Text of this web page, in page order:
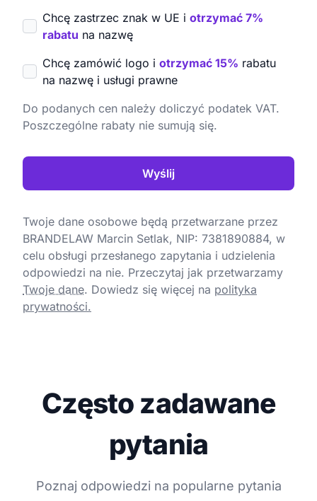
Chcę zastrzec znak w UE i otrzymać 7%
rabatu na nazwę
Chcę zamówić logo i otrzymać 15% rabatu
na nazwę i usługi prawne
Do podanych cen należy doliczyć podatek VAT.
Poszczególne rabaty nie sumują się.
Wyślij
Twoje dane osobowe będą przetwarzane przez
BRANDELAW Marcin Setlak, NIP: 7381890884, w
celu obsługi przesłanego zapytania i udzielenia
odpowiedzi na nie. Przeczytaj jak przetwarzamy
Twoje dane. Dowiedz się więcej na polityka
prywatności.
Często zadawane
pytania
Poznaj odpowiedzi na popularne pytania